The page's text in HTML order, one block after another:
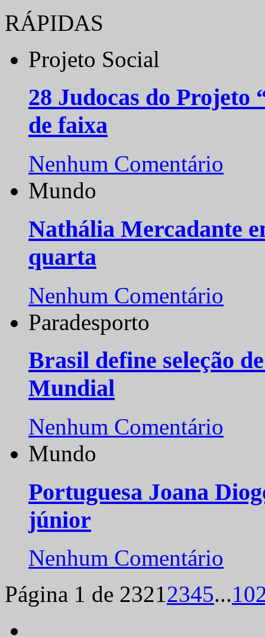
RÁPIDAS
Projeto Social
28 Judocas do
de faixa
Nenhum Comentário
Mundo
Nathália Mercadante
quarta
Nenhum Comentário
Paradesporto
Brasil define seleção
Mundial
Nenhum Comentário
Mundo
Portuguesa Joana
júnior
Nenhum Comentário
Página 1 de 23212345...10